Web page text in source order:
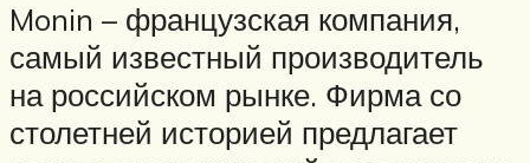
Monin – французская компания,
самый известный производитель
на российском рынке. Фирма со
столетней историей предлагает